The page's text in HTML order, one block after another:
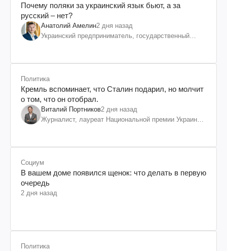
Почему поляки за украинский язык бьют, а за
русский – нет?
Анатолий Амелин2 дня назад
Украинский предприниматель, государственный
Политика
Кремль вспоминает, что Сталин подарил, но молчит
о том, что он отобрал.
Виталий Портников2 дня назад
Журналист, лауреат Национальной премии Украины
Социум
В вашем доме появился щенок: что делать в первую
очередь
2 дня назад
Политика